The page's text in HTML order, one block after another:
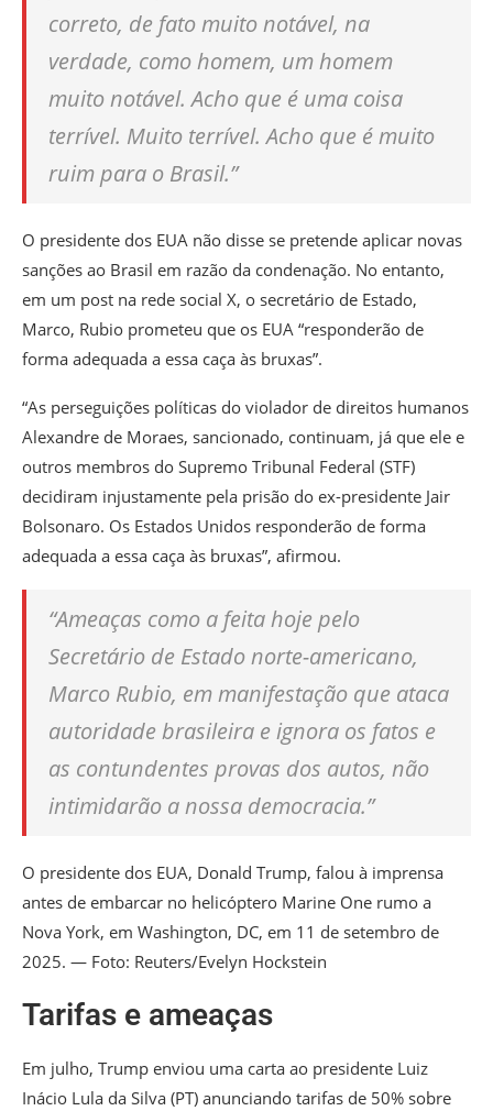
correto, de fato muito notável, na
verdade, como homem, um homem
muito notável. Acho que é uma coisa
terrível. Muito terrível. Acho que é muito
ruim para o Brasil.”
O presidente dos EUA não disse se pretende aplicar novas
sanções ao Brasil em razão da condenação. No entanto,
em um post na rede social X, o secretário de Estado,
Marco, Rubio prometeu que os EUA “responderão de
forma adequada a essa caça às bruxas”.
“As perseguições políticas do violador de direitos humanos
Alexandre de Moraes, sancionado, continuam, já que ele e
outros membros do Supremo Tribunal Federal (STF)
decidiram injustamente pela prisão do ex-presidente Jair
Bolsonaro. Os Estados Unidos responderão de forma
adequada a essa caça às bruxas”, afirmou.
“Ameaças como a feita hoje pelo
Secretário de Estado norte-americano,
Marco Rubio, em manifestação que ataca
autoridade brasileira e ignora os fatos e
as contundentes provas dos autos, não
intimidarão a nossa democracia.”
O presidente dos EUA, Donald Trump, falou à imprensa
antes de embarcar no helicóptero Marine One rumo a
Nova York, em Washington, DC, em 11 de setembro de
2025. — Foto: Reuters/Evelyn Hockstein
Tarifas e ameaças
Em julho, Trump enviou uma carta ao presidente Luiz
Inácio Lula da Silva (PT) anunciando tarifas de 50% sobre